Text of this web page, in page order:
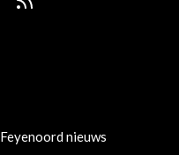
Feyenoord nieuws